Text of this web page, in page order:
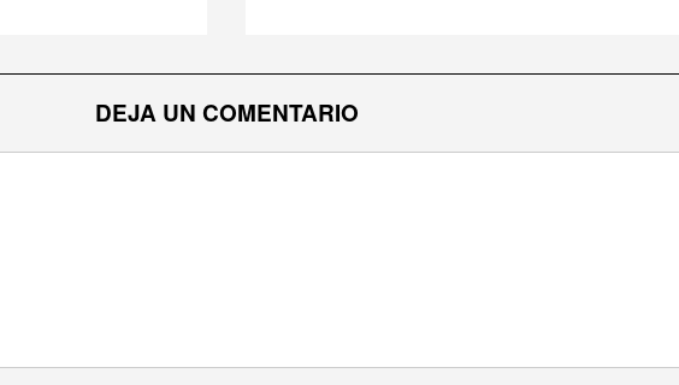
DEJA UN COMENTARIO